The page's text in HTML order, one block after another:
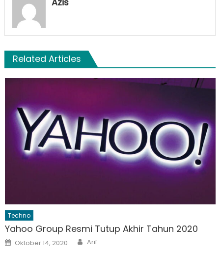
Related Articles
Techno
Yahoo Group Resmi Tutup Akhir Tahun 2020
Posted
on
Oktober 14, 2020 Author
Arif